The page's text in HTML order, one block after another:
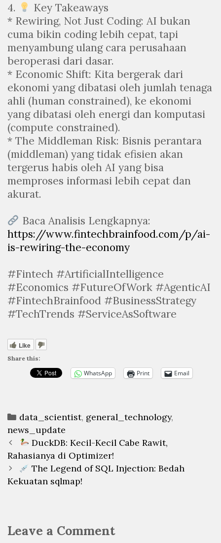
4.
Key Takeaways
* Rewiring, Not Just Coding: AI bukan
cuma bikin coding lebih cepat, tapi
menyambung ulang cara perusahaan
beroperasi dari dasar.
* Economic Shift: Kita bergerak dari
ekonomi yang dibatasi oleh jumlah tenaga
ahli (human constrained), ke ekonomi
yang dibatasi oleh energi dan komputasi
(compute constrained).
* The Middleman Risk: Bisnis perantara
(middleman) yang tidak efisien akan
tergerus habis oleh AI yang bisa
memproses informasi lebih cepat dan
akurat.
Baca Analisis Lengkapnya:
https://www.fintechbrainfood.com/p/ai-
is-rewiring-the-economy
#Fintech #ArtificialIntelligence
#Economics #FutureOfWork #AgenticAI
#FintechBrainfood #BusinessStrategy
#TechTrends #ServiceAsSoftware
Like
Share this:
WhatsApp Print Email
Categories
data_scientist, general_technology,
news_update
Post
navigation
DuckDB: Kecil-Kecil Cabe Rawit,
Rahasianya di Optimizer!
The Legend of SQL Injection: Bedah
Kekuatan sqlmap!
Leave a Comment